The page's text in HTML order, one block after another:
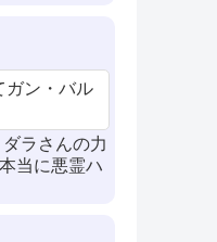
ガン・バル
ラさんの力
当に悪霊ハ